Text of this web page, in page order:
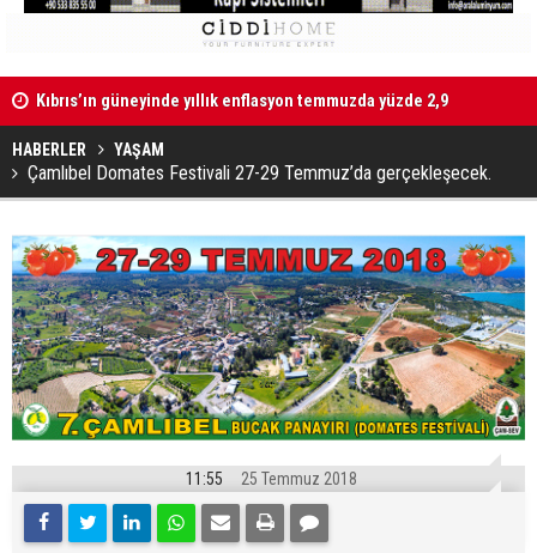
Kıbrıs’ın güneyinde yıllık enflasyon temmuzda yüzde 2,9
Mahkeme binalarına zarar verenler hakkında yasal işlem
başlatıldı
HABERLER YAŞAM
Çamlıbel Domates Festivali 27-29 Temmuz’da gerçekleşecek.
11:55 25 Temmuz 2018